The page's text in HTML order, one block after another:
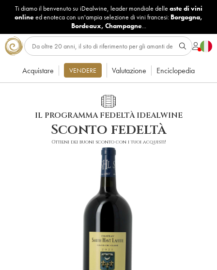
Ti diamo il benvenuto su iDealwine, leader mondiale delle aste di vini
onlineed enoteca con un'ampia selezione di vini francesi: Borgogna,
Bordeaux, Champagne...
Acquistare VENDERE Valutazione Enciclopedia
IL PROGRAMMA FEDELTÀ IDEALWINE
Sconto fedeltà
Ottieni dei buoni sconto con i tuoi acquisti!